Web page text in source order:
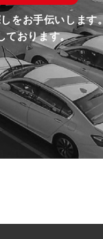
をお手伝いします。
ております。